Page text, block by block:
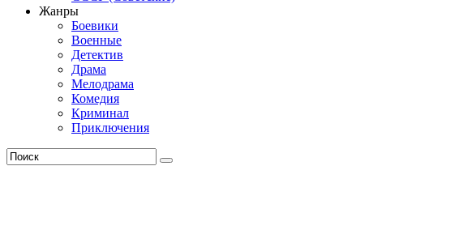
Жанры
Боевики
Военные
Детектив
Драма
Мелодрама
Комедия
Криминал
Приключения